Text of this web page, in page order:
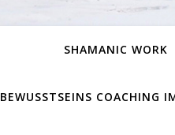
SHAMANIC WORK
BEWUSSTSEINS COACHING